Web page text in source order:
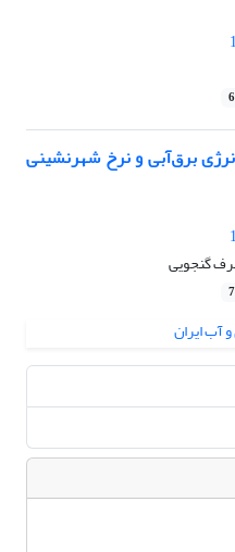
برق‌آبی و نرخ شهرنشینی
گنجویی